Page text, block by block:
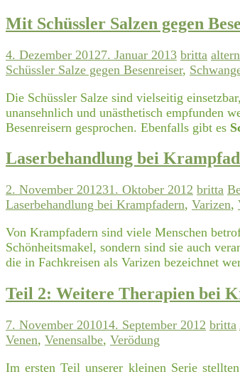
Mit Schüssler Salzen gegen
4. Dezember 20127. Januar 2013 britta
Schüssler Salze gegen Besenreiser,
Die Schüssler Salze sind vielseitig
unansehnlich und unästhetisch empfunden
Besenreisern gesprochen. Ebenfalls gibt es
Laserbehandlung bei
2. November 201231. Oktober 2012 britta
Laserbehandlung bei Krampfadern, Varizen,
Von Krampfadern sind viele Menschen
Schönheitsmakel, sondern sind sie auch
die in Fachkreisen als Varizen bezeichnet
Teil 2: Weitere Therapien bei
7. November 201014. September 2012 britta
Venen, Venensalbe, Verödung
Im ersten Teil unserer kleinen Serie